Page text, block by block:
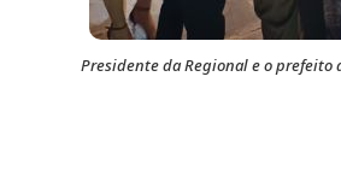
Presidente da Regional e o prefeito